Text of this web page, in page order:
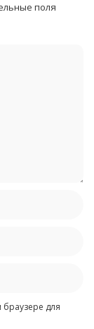
поля
для